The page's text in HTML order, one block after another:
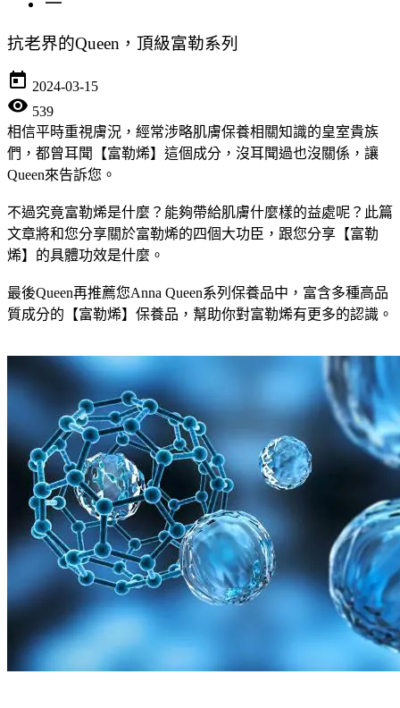
抗老界的Queen，頂級富勒系列
today 2024-03-15
visibility 539
相信平時重視膚況，經常涉略肌膚保養相關知識的皇室貴族
們，都曾耳聞【富勒烯】這個成分，沒耳聞過也沒關係，讓
Queen來告訴您。
不過究竟富勒烯是什麼？能夠帶給肌膚什麼樣的益處呢？此篇
文章將和您分享關於富勒烯的四個大功臣，跟您分享【富勒
烯】的具體功效是什麼。
最後Queen再推薦您Anna Queen系列保養品中，富含多種高品
質成分的【富勒烯】保養品，幫助你對富勒烯有更多的認識。